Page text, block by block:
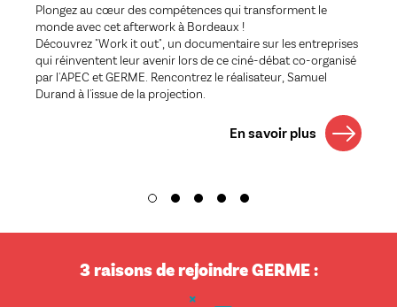
Plongez au cœur des compétences qui transforment le
monde avec cet afterwork à Bordeaux !
Découvrez "Work it out", un documentaire sur les entreprises
qui réinventent leur avenir lors de ce ciné-débat co-organisé
par l'APEC et GERME. Rencontrez le réalisateur, Samuel
Durand à l'issue de la projection.
En savoir plus
3 raisons de rejoindre GERME :